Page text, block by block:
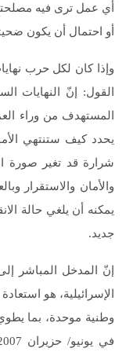
أي عمل ترى فيه
أو احتمال أن يكون
وإذا كان لكل حرب
القول: إنّ النهايات
المستهدف من وراء
يحدد كيف ستنتهي
شرارة قد تغير صورة
والأمان والاستقرار
يمكنه أن يلغي حالة
جديد.
إنّ المدخل المباشر
الإسرائيلية، هو
وطنية موحدة، بما